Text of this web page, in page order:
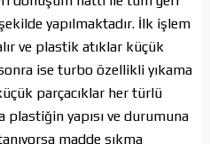
yapılmaktadır. İlk işlem
ve plastik atıklar küçük
ise turbo özellikli yıkama
parçacıklar her türlü
plastiğin yapısı ve durumuna
madde sıkma